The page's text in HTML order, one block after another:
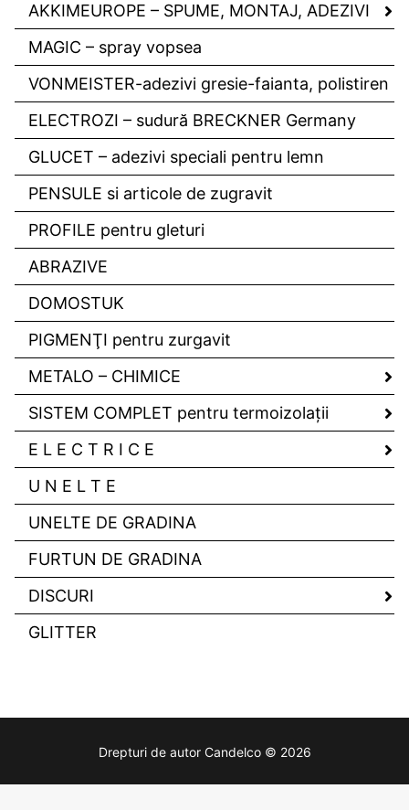
AKKIMEUROPE – SPUME, MONTAJ, ADEZIVI
MAGIC – spray vopsea
VONMEISTER-adezivi gresie-faianta, polistiren
ELECTROZI – sudură BRECKNER Germany
GLUCET – adezivi speciali pentru lemn
PENSULE si articole de zugravit
PROFILE pentru gleturi
ABRAZIVE
DOMOSTUK
PIGMENŢI pentru zurgavit
METALO – CHIMICE
SISTEM COMPLET pentru termoizolaţii
E L E C T R I C E
U N E L T E
UNELTE DE GRADINA
FURTUN DE GRADINA
DISCURI
GLITTER
Drepturi de autor Candelco © 2026